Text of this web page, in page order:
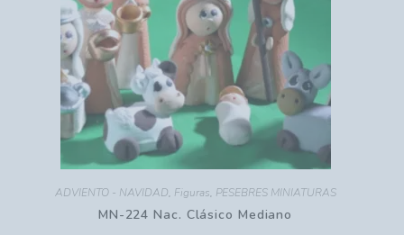
ADVIENTO - NAVIDAD, Figuras, PESEBRES MINIATURAS
MN-224 Nac. Clásico Mediano